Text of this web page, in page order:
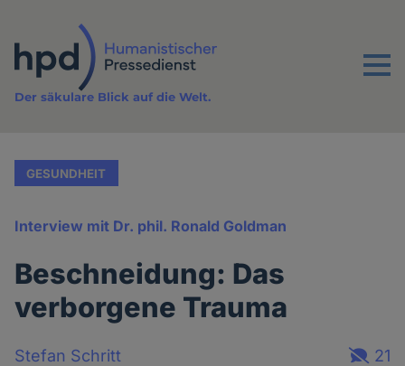
Inhalt
Menu
Der säkulare Blick auf die Welt.
GESUNDHEIT
Interview mit Dr. phil. Ronald Goldman
Beschneidung: Das
verborgene Trauma
Stefan Schritt
21